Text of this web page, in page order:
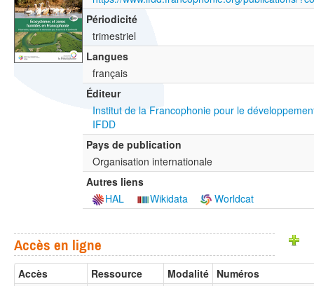
Périodicité
trimestriel
Langues
français
Éditeur
Institut de la Francophonie pour le
IFDD
Pays de publication
Organisation internationale
Autres liens
HAL
Wikidata Worldcat
Accès en ligne
Accès Ressource Modalité Numéros